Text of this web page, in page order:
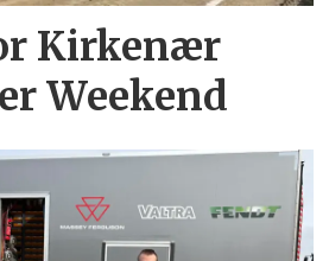
Kirkenær
Weekend